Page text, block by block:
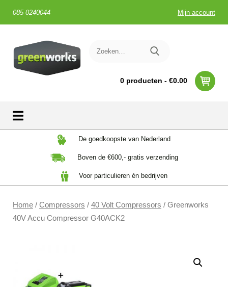
085 0240044 Mijn account
0 producten - €0.00
De goedkoopste van Nederland
Boven de €600,- gratis verzending
Voor particulieren én bedrijven
Home / Compressors / 40 Volt Compressors / Greenworks
40V Accu Compressor G40ACK2